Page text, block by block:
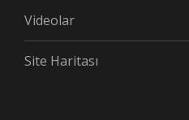
Videolar
Site Haritası